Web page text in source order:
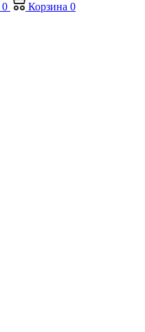
0 Корзина 0